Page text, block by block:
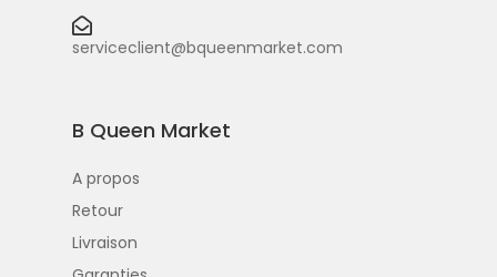
serviceclient@bqueenmarket.com
B Queen Market
A propos
Retour
Livraison